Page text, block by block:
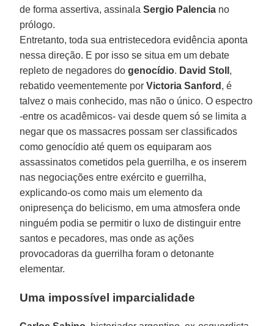
de forma assertiva, assinalaSergio Palencia no
prólogo.
Entretanto, toda sua entristecedora evidência aponta
nessa direção. E por isso se situa em um debate
repleto de negadores dogenocídio. David Stoll ,
rebatido veementemente porVictoria Sanford , é
talvez o mais conhecido, mas não o único. O espectro
-entre os acadêmicos- vai desde quem só se limita a
negar que os massacres possam ser classificados
como genocídio até quem os equiparam aos
assassinatos cometidos pela guerrilha, e os inserem
nas negociações entre exército e guerrilha,
explicando-os como mais um elemento da
onipresença do belicismo, em uma atmosfera onde
ninguém podia se permitir o luxo de distinguir entre
santos e pecadores, mas onde as ações
provocadoras da guerrilha foram o detonante
elementar.
Uma impossível imparcialidade